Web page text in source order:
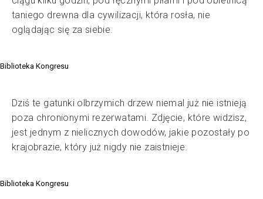
taniego drewna dla cywilizacji, która rosła, nie
oglądając się za siebie.
Biblioteka Kongresu
Dziś te gatunki olbrzymich drzew niemal już nie istnieją
poza chronionymi rezerwatami. Zdjęcie, które widzisz,
jest jednym z nielicznych dowodów, jakie pozostały po
krajobrazie, który już nigdy nie zaistnieje.
Biblioteka Kongresu